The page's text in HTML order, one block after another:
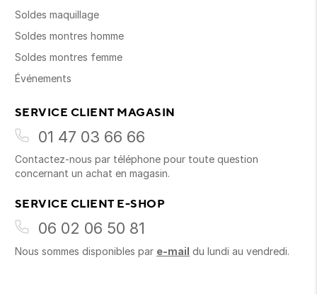
Soldes maquillage
Soldes montres homme
Soldes montres femme
Événements
SERVICE CLIENT MAGASIN
01 47 03 66 66
Contactez-nous par téléphone pour toute question
concernant un achat en magasin.
SERVICE CLIENT E-SHOP
06 02 06 50 81
Nous sommes disponibles par e-mail du lundi au vendredi.